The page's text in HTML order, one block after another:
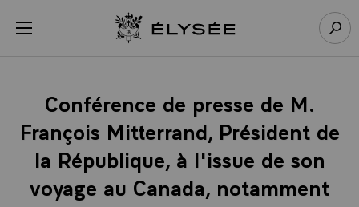
menu Retour à l’accueil Élysée
Conférence de presse de M.
François Mitterrand, Président de
la République, à l'issue de son
voyage au Canada, notamment
Panneau de gestion des cookies